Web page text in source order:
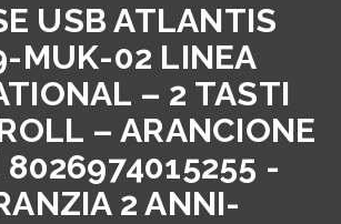
USB ATLANTIS
MUK-02 LINEA
– 2 TASTI
– ARANCIONE
8026974015255 -
2 ANNI-